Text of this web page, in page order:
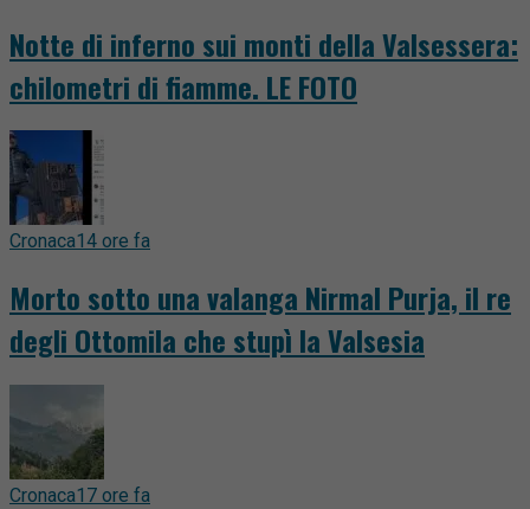
Notte di inferno sui monti della Valsessera:
chilometri di fiamme. LE FOTO
Cronaca14 ore fa
Morto sotto una valanga Nirmal Purja, il re
degli Ottomila che stupì la Valsesia
Cronaca17 ore fa